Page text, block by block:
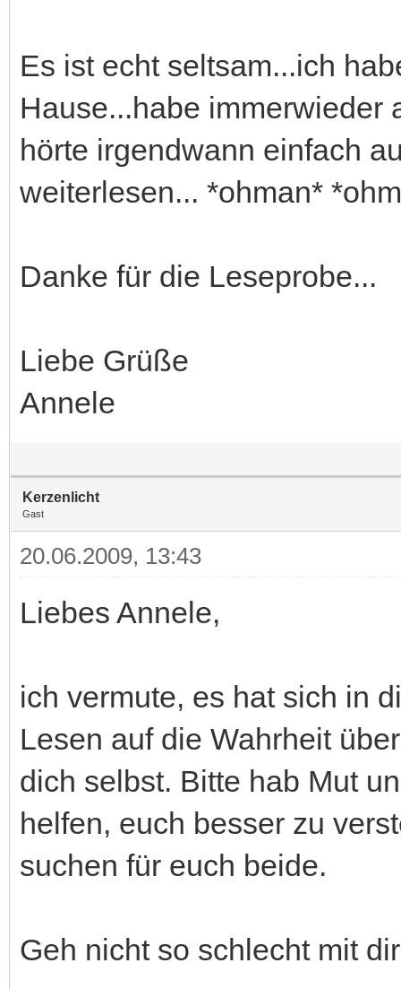
Es ist echt seltsam...ich
Hause...habe immerwieder
hörte irgendwann einfach
weiterlesen... *ohman*
Danke für die Leseprobe...
Liebe Grüße
Annele
Kerzenlicht
Gast
20.06.2009, 13:43
Liebes Annele,
ich vermute, es hat sich in
Lesen auf die Wahrheit
dich selbst. Bitte hab Mut
helfen, euch besser zu
suchen für euch beide.
Geh nicht so schlecht mit